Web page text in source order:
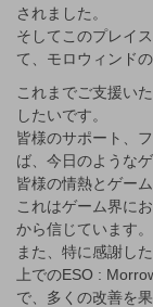
されました。
そしてこのプレイ
て、モロウィンド
これまでご支援い
したいです。
皆様のサポート、
ば、今日のような
皆様の情熱とゲー
これはゲーム界に
から信じています。
また、特に感謝し
上でのESO :
で、多くの改善を